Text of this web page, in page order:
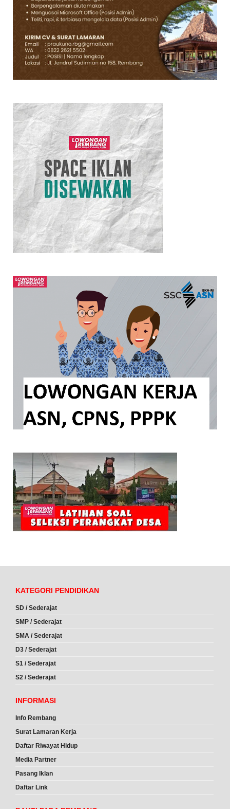
KATEGORI PENDIDIKAN
SD / Sederajat
SMP / Sederajat
SMA / Sederajat
D3 / Sederajat
S1 / Sederajat
S2 / Sederajat
INFORMASI
Info Rembang
Surat Lamaran Kerja
Daftar Riwayat Hidup
Media Partner
Pasang Iklan
Daftar Link